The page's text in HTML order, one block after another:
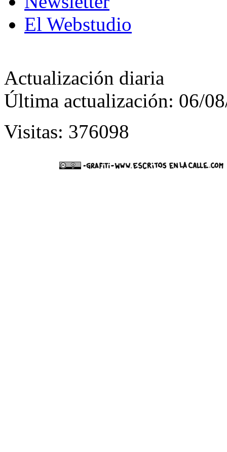
El Webstudio
Actualización diaria
Última actualización: 06/
Visitas: 376098